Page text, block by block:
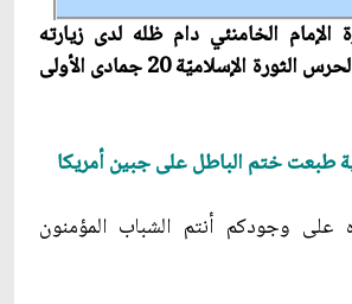
الخامنئي دام ظله لدى زيارته
معرض سلاح الجو لحرس الثورة الإسلاميّة 20 جمادى الأولى
طبعت ختم الباطل على جبين أمريكا
على وجودكم أنتم الشباب المؤمنون